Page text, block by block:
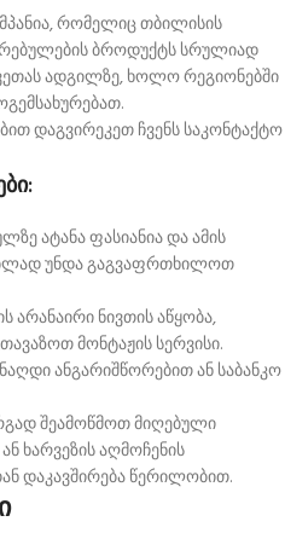
რომელიც თბილისის
ბროდუქტს სრულიად
ადგილზე, ხოლო რეგიონებში
დაგვირეკეთ ჩვენს საკონტაქტო
ატანა ფასიანია და ამის
უნდა გაგვაფრთხილოთ
არანაირი ნივთის აწყობა,
მონტაჟის სერვისი.
ანგარიშწორებით ან საბანკო
შეამოწმოთ მიღებული
ხარვეზის აღმოჩენის
დაკავშირება წერილობით.